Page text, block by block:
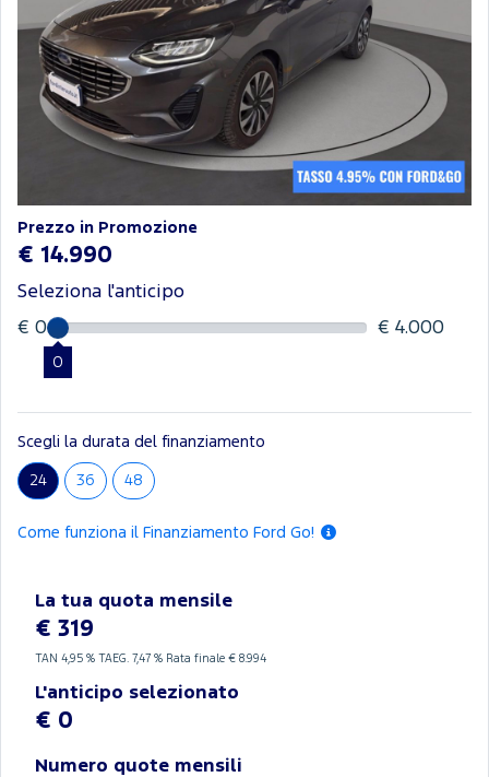
Prezzo in Promozione
€ 14.990
Seleziona l'anticipo
€ 0
0
€ 4.000
Scegli la durata del finanziamento
24 36 48
Come funziona il Finanziamento Ford Go!
La tua quota mensile
€ 319
TAN 4,95 % TAEG. 7,47 % Rata finale € 8.994
L'anticipo selezionato
€ 0
Numero quote mensili